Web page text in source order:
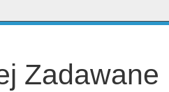
Zadawane